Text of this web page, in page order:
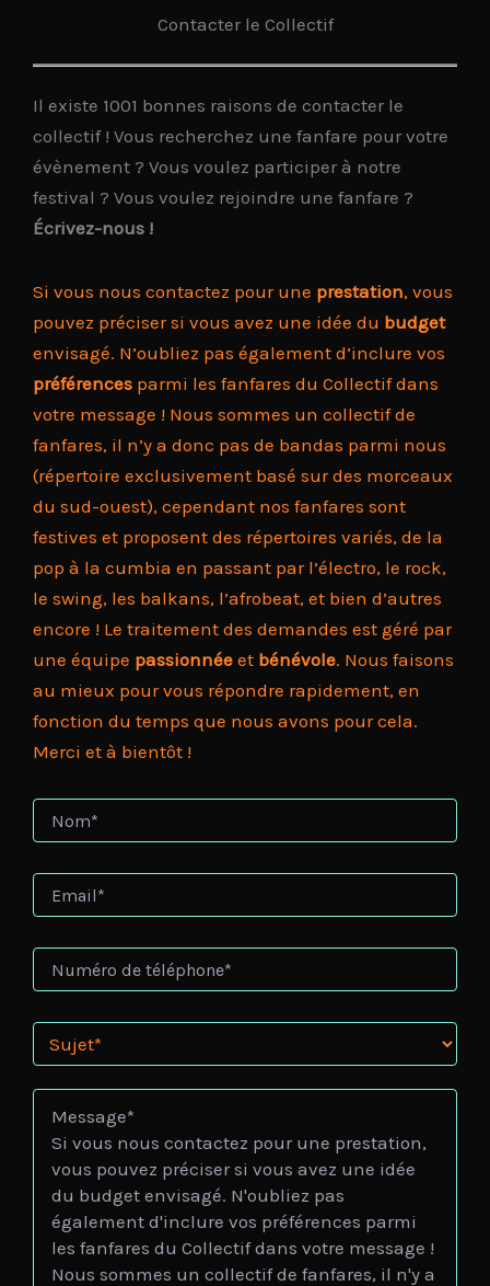
Contacter le Collectif
Il existe 1001 bonnes raisons de contacter le
collectif ! Vous recherchez une fanfare pour votre
évènement ? Vous voulez participer à notre
festival ? Vous voulez rejoindre une fanfare ?
Écrivez-nous !
Si vous nous contactez pour une prestation, vous
pouvez préciser si vous avez une idée du budget
envisagé. N’oubliez pas également d’inclure vos
préférences parmi les fanfares du Collectif dans
votre message ! Nous sommes un collectif de
fanfares, il n’y a donc pas de bandas parmi nous
(répertoire exclusivement basé sur des morceaux
du sud-ouest), cependant nos fanfares sont
festives et proposent des répertoires variés, de la
pop à la cumbia en passant par l’électro, le rock,
le swing, les balkans, l’afrobeat, et bien d’autres
encore ! Le traitement des demandes est géré par
une équipe passionnée et bénévole. Nous faisons
au mieux pour vous répondre rapidement, en
fonction du temps que nous avons pour cela.
Merci et à bientôt !